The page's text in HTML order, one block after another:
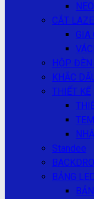
CẮT
GIA
HỘP ĐÈN
KHẮC
THIẾT KẾ
Standee
BẢNG